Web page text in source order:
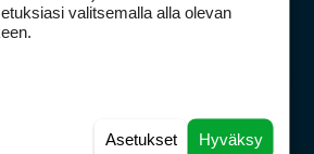
Golf)
Mediahinnasto
verkon kävijöistä
Asiakaspalvelu
valitsemalla alla olevan
Hyväksy
Asetukset